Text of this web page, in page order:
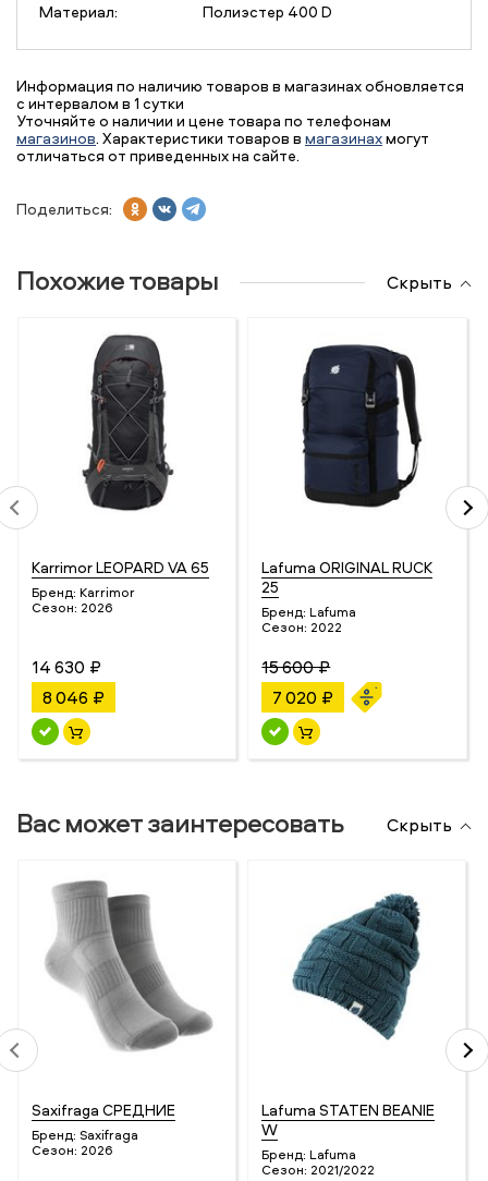
Материал:
Полиэстер 400 D
Информация по наличию товаров в магазинах обновляется
с интервалом в 1 сутки
Уточняйте о наличии и цене товара по телефонам
магазинов. Характеристики товаров в магазинахмогут
отличаться от приведенных на сайте.
Поделиться:
Похожие товары Скрыть
Karrimor LEOPARD VA 65
Бренд: Karrimor
Сезон: 2026
14 630 ₽
8 046 ₽
Lafuma ORIGINAL RUCK
25
Бренд: Lafuma
Сезон: 2022
15 600 ₽
7 020 ₽
Вас может заинтересовать Скрыть
Saxifraga СРЕДНИЕ
Бренд: Saxifraga
Сезон: 2026
Lafuma STATEN BEANIE
W
Бренд: Lafuma
Сезон: 2021/2022